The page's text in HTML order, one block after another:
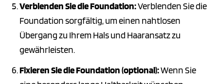
Verblenden Sie die Foundation:Verblenden Sie die
Foundation sorgfältig, um einen nahtlosen
Übergang zu Ihrem Hals und Haaransatz zu
gewährleisten.
Fixieren Sie die Foundation (optional):Wenn Sie